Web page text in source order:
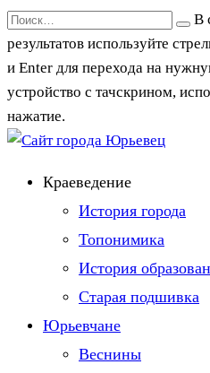
Перейти
к
содержанию
Search
for:
В
результатов используйте
и Enter для перехода на
устройство с тачскрином,
нажатие.
Краеведение
История города
Топонимика
История
Старая подшивка
Юрьевчане
Веснины